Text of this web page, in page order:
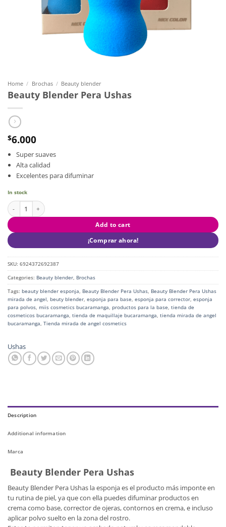
Home / Brochas / Beauty blender
Beauty Blender Pera Ushas
$6.000
Super suaves
Alta calidad
Excelentes para difuminar
In stock
Beauty Blender Pera Ushas quantity
Add to cart
¡Comprar ahora!
SKU: 6924372692387
Categories: Beauty blender, Brochas
Tags: beauty blender esponja, Beauty Blender Pera Ushas, Beauty Blender Pera Ushas
mirada de angel, beuty blender, esponja para base, esponja para corrector, esponja
para polvos, miis cosmetics bucaramanga, productos para la base, tienda de
cosmeticos bucaramanga, tienda de maquillaje bucaramanga, tienda mirada de angel
bucaramanga, Tienda mirada de angel cosmetics
Ushas
Description
Additional information
Marca
Beauty Blender Pera Ushas
Beauty Blender Pera Ushas la esponja es el producto más imponte en
tu rutina de piel, ya que con ella puedes difuminar productos en
crema como base, corrector de ojeras, contornos en crema, e incluso
aplicar polvo suelto en la zona del rostro.